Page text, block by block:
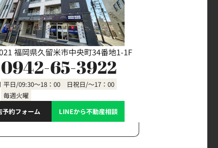
福岡県久留米市中央町34番地1-1F
0942-65-3922
平日/09:30～18：00 日祝日/～17：00
毎週火曜
予約フォーム
LINEから不動産相談